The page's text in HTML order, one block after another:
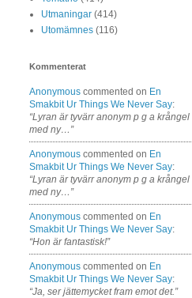
Utmaningar (414)
Utomämnes (116)
Kommenterat
Anonymous commented on En
Smakbit Ur Things We Never Say:
“Lyran är tyvärr anonym p g a krångel
med ny…”
Anonymous commented on En
Smakbit Ur Things We Never Say:
“Lyran är tyvärr anonym p g a krångel
med ny…”
Anonymous commented on En
Smakbit Ur Things We Never Say:
“Hon är fantastisk!”
Anonymous commented on En
Smakbit Ur Things We Never Say:
“Ja, ser jättemycket fram emot det.”